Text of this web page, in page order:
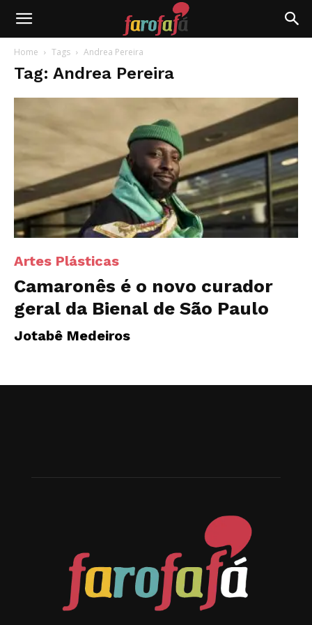
Farofafá
Home Tags Andrea Pereira
Tag: Andrea Pereira
Artes Plásticas
Camaronês é o novo curador
geral da Bienal de São Paulo
Jotabê Medeiros